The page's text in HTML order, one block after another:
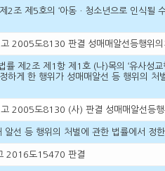
2조 제5호의 ‘아동ㆍ청소년으로 인식될
2005도8130 판결 성매매알선등행위의
제2조 제1항 제1호 (나)목의 ‘유사성
하게 한 행위가 성매매알선 등 행위의 처
2005도8130 (사) 판결 성매매알선등행
알선 등 행위의 처벌에 관한 법률에서 정
2016도15470 판결